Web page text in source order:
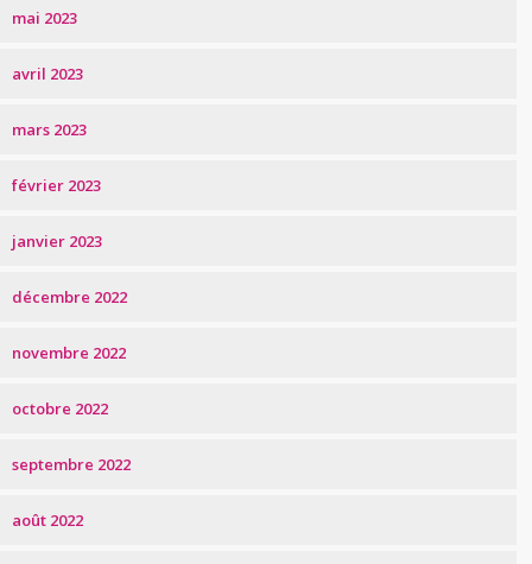
mai 2023
avril 2023
mars 2023
février 2023
janvier 2023
décembre 2022
novembre 2022
octobre 2022
septembre 2022
août 2022